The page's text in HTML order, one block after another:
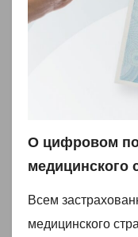
О цифровом
медицинского
Всем
медицинского